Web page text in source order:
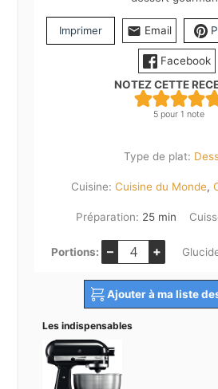
Imprimer Email
Facebook
NOTEZ CETTE
5 pour 1 note
Type de plat:
Cuisine: Cuisine du Monde,
Préparation: 25minutes
min
Portions: – +
Ajouter à ma liste
Les indispensables